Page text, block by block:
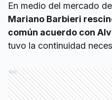
En medio del mercado
Mariano Barbieri
común acuerdo con
tuvo la continuidad
Ads